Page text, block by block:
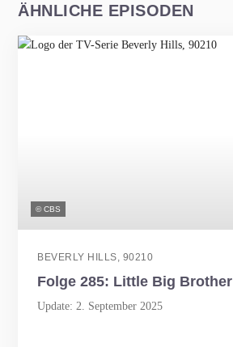
ÄHNLICHE EPISODEN
© CBS
BEVERLY HILLS, 90210
Folge 285: Little Big Brother
Update: 2. September 2025